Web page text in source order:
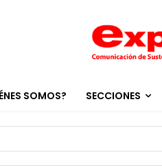
SOMOS? SECCIONES